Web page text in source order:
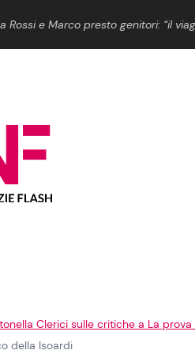
Rossi e Marco presto genitori: “il
Programmi TV
Clerici sulle critiche a La
della Isoardi